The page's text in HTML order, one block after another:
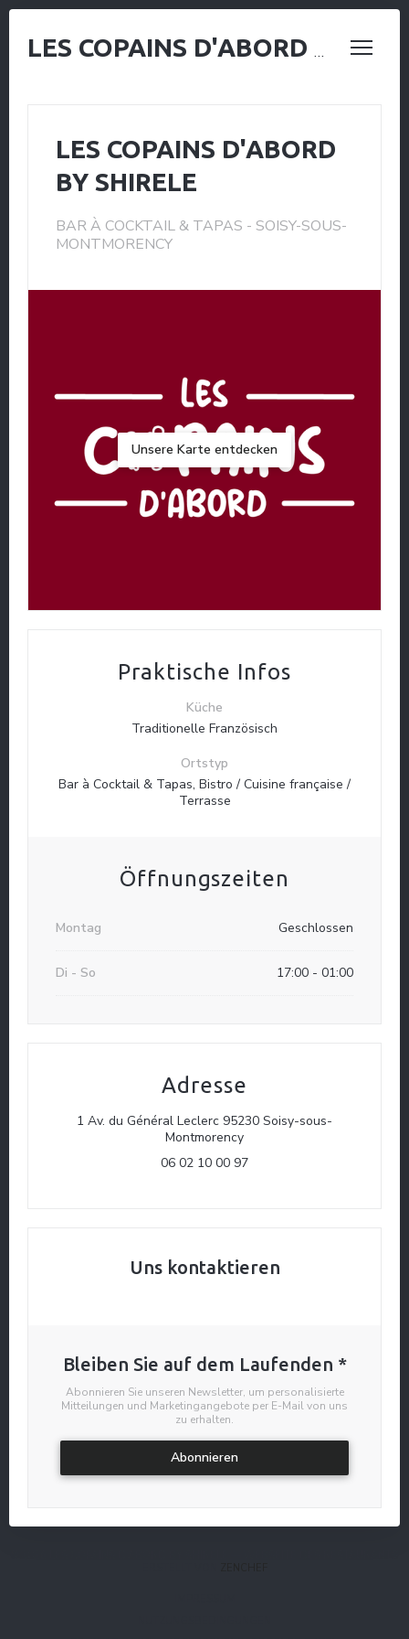
LES COPAINS D'ABORD BY SHIRELE
LES COPAINS D'ABORD
BY SHIRELE
BAR À COCKTAIL & TAPAS - SOISY-SOUS-
MONTMORENCY
Unsere Karte entdecken
Praktische Infos
Küche
Traditionelle Französisch
Ortstyp
Bar à Cocktail & Tapas, Bistro / Cuisine française /
Terrasse
Öffnungszeiten
Montag Geschlossen
Di - So 17:00 - 01:00
Adresse
1 Av. du Général Leclerc 95230 Soisy-sous-
Montmorency((öffnet ein neues Fenster))
06 02 10 00 97
Uns kontaktieren
Bleiben Sie auf dem Laufenden *
Abonnieren Sie unseren Newsletter, um personalisierte
Mitteilungen und Marketingangebote per E-Mail von uns
zu erhalten.
Abonnieren
LES COPAINS D'ABORD BY SHIRELE